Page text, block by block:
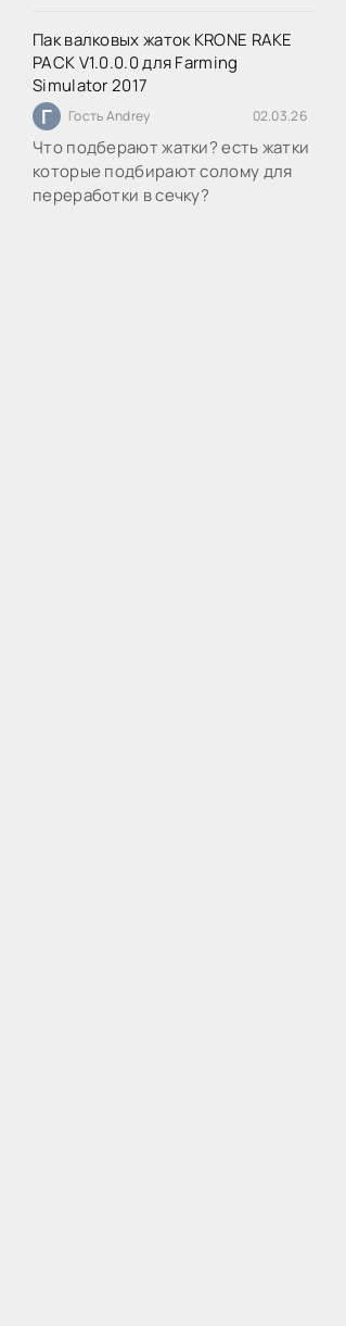
Пак валковых жаток KRONE RAKE
PACK V1.0.0.0 для Farming
Simulator 2017
Г Гость Andrey 02.03.26
Что подберают жатки? есть жатки
которые подбирают солому для
переработки в сечку?